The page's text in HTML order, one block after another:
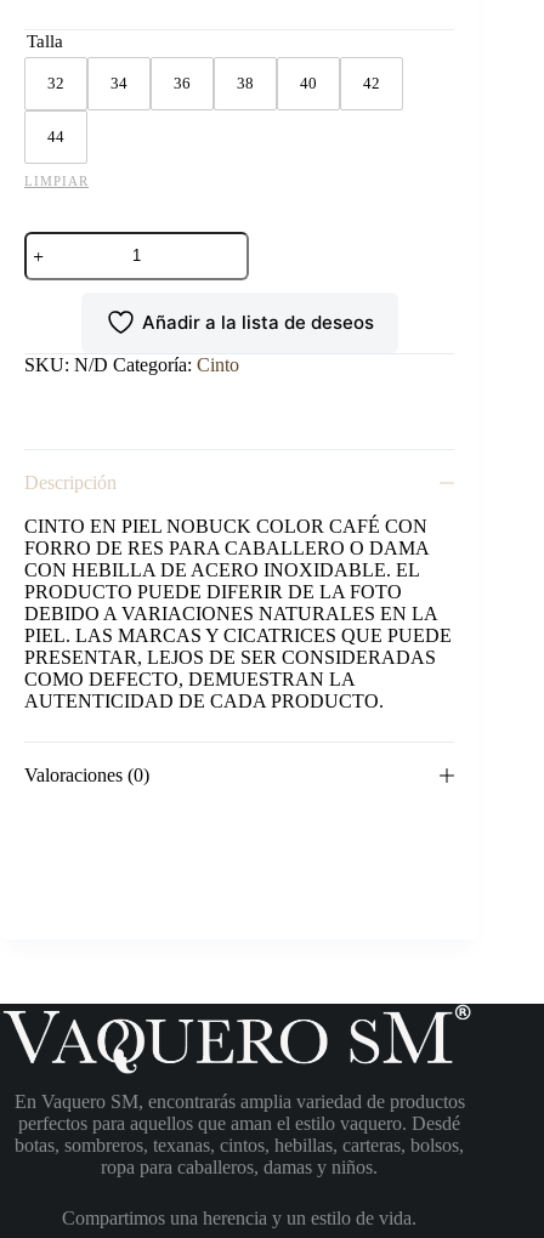
Talla
32 34 36 38 40 42
44
LIMPIAR
CINTO
NOBUCK
LISO
Añadir a la lista de deseos
SKU: N/D Categoría: Cinto
Descripción
CINTO EN PIEL NOBUCK COLOR CAFÉ CON
FORRO DE RES PARA CABALLERO O DAMA
CON HEBILLA DE ACERO INOXIDABLE. EL
PRODUCTO PUEDE DIFERIR DE LA FOTO
DEBIDO A VARIACIONES NATURALES EN LA
PIEL. LAS MARCAS Y CICATRICES QUE PUEDE
PRESENTAR, LEJOS DE SER CONSIDERADAS
COMO DEFECTO, DEMUESTRAN LA
AUTENTICIDAD DE CADA PRODUCTO.
Valoraciones (0)
En Vaquero SM, encontrarás amplia variedad de productos
perfectos para aquellos que aman el estilo vaquero. Desdé
botas, sombreros, texanas, cintos, hebillas, carteras, bolsos,
ropa para caballeros, damas y niños.
Compartimos una herencia y un estilo de vida.